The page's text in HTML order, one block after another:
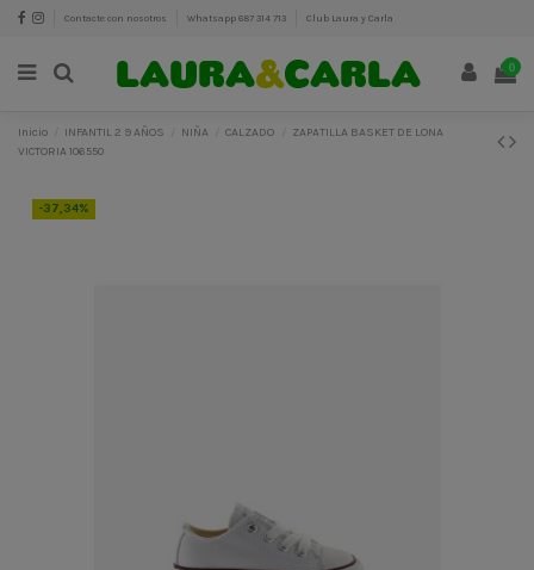
Contacte con nosotros Whatsapp 687 314 713 Club Laura y Carla
0
Inicio INFANTIL 2 9 AÑOS NIÑA CALZADO
ZAPATILLA BASKET DE LONA
VICTORIA 106550
-37,34%